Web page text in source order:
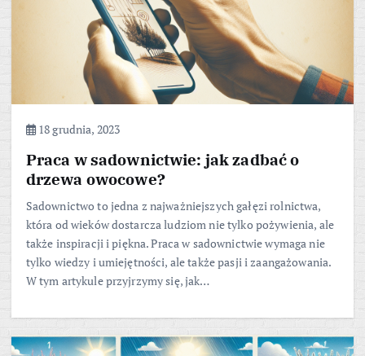
18 grudnia, 2023
Praca w sadownictwie: jak zadbać o
drzewa owocowe?
Sadownictwo to jedna z najważniejszych gałęzi rolnictwa,
która od wieków dostarcza ludziom nie tylko pożywienia, ale
także inspiracji i piękna. Praca w sadownictwie wymaga nie
tylko wiedzy i umiejętności, ale także pasji i zaangażowania.
W tym artykule przyjrzymy się, jak…